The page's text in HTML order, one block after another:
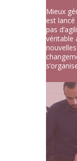
Mieux
est lancé
pas
véritable